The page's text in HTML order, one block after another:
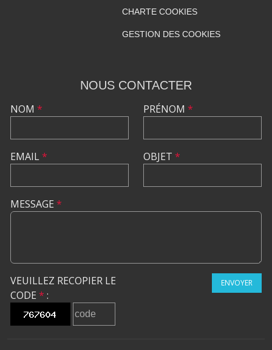
CHARTE COOKIES
GESTION DES COOKIES
NOUS CONTACTER
NOM *
EMAIL*
PRÉNOM *
OBJET *
MESSAGE *
VEUILLEZ RECOPIER LE
CODE * :
ENVOYER